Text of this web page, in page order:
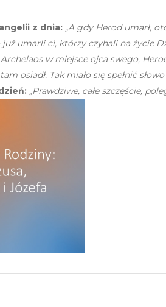
z dnia: „A gdy Herod umarł,
umarli ci, którzy czyhali na życie
Archelaos w miejsce ojca swego,
osiadł. Tak miało się spełnić
„Prawdziwe, całe szczęście,